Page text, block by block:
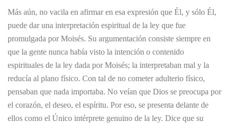
Más aún, no vacila en afirmar en esa expresión que Él, y sólo Él,
puede dar una interpretación espiritual de la ley que fue
promulgada por Moisés. Su argumentación consiste siempre en
que la gente nunca había visto la intención o contenido
espirituales de la ley dada por Moisés; la interpretaban mal y la
reducía al plano físico. Con tal de no cometer adulterio físico,
pensaban que nada importaba. No veían que Dios se preocupa por
el corazón, el deseo, el espíritu. Por eso, se presenta delante de
ellos como el Único intérprete genuino de la ley. Dice que su